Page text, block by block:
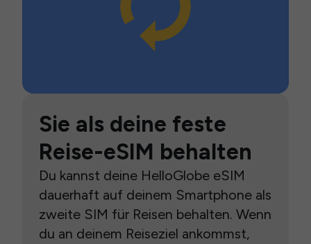
Sie als deine feste
Reise-eSIM behalten
Du kannst deine HelloGlobe eSIM
dauerhaft auf deinem Smartphone als
zweite SIM für Reisen behalten. Wenn
du an deinem Reiseziel ankommst,